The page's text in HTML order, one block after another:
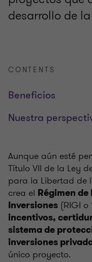
desarrollo de
CONTENTS
Beneficios
Nuestra
Aunque aún esté
Título VII de la Ley
para la Libertad de
crea el Régimen
Inversiones (RIGI
incentivos,
sistema de
inversiones
único proyecto.